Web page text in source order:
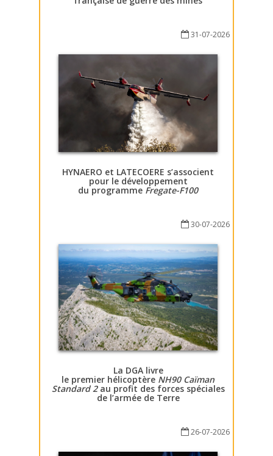
31-07-2026
HYNAERO et LATECOERE s’associent
pour le développement
du programme Fregate-F100
30-07-2026
La DGA livre
le premier hélicoptère NH90 Caïman
Standard 2au profit des forces spéciales
de l’armée de Terre
26-07-2026